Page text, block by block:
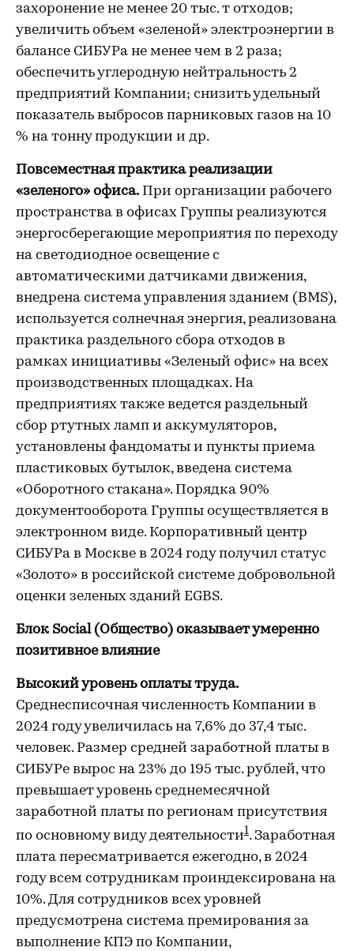
захоронение не менее 20 тыс. т отходов;
увеличить объем «зеленой» электроэнергии в
балансе СИБУРа не менее чем в 2 раза;
обеспечить углеродную нейтральность 2
предприятий Компании; снизить удельный
показатель выбросов парниковых газов на 10
% на тонну продукции и др.
Повсеместная практика реализации
«зеленого» офиса. При организации рабочего
пространства в офисах Группы реализуются
энергосберегающие мероприятия по переходу
на светодиодное освещение с
автоматическими датчиками движения,
внедрена система управления зданием (BMS),
используется солнечная энергия, реализована
практика раздельного сбора отходов в
рамках инициативы «Зеленый офис» на всех
производственных площадках. На
предприятиях также ведется раздельный
сбор ртутных ламп и аккумуляторов,
установлены фандоматы и пункты приема
пластиковых бутылок, введена система
«Оборотного стакана». Порядка 90%
документооборота Группы осуществляется в
электронном виде. Корпоративный центр
СИБУРа в Москве в 2024 году получил статус
«Золото» в российской системе добровольной
оценки зеленых зданий EGBS.
Блок Social (Общество) оказывает умеренно
позитивное влияние
Высокий уровень оплаты труда.
Среднесписочная численность Компании в
2024 году увеличилась на 7,6% до 37,4 тыс.
человек. Размер средней заработной платы в
СИБУРе вырос на 23% до 195 тыс. рублей, что
превышает уровень среднемесячной
заработной платы по регионам присутствия
по основному виду деятельности1. Заработная
плата пересматривается ежегодно, в 2024
году всем сотрудникам проиндексирована на
10%. Для сотрудников всех уровней
предусмотрена система премирования за
выполнение КПЭ по Компании,